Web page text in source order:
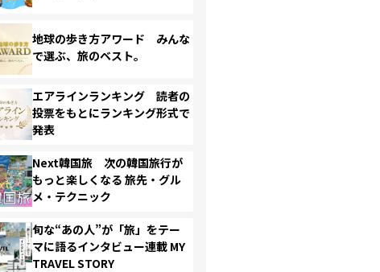
地球の歩き方アワード みんな
で選ぶ、旅のベスト。
エアラインランキング 読者の
投票をもとにランキング形式で
発表
Next韓国旅 次の韓国旅行が
もっと楽しくなる 旅先・グル
メ・テクニック
旬な“あの人”が「旅」をテー
マに語るインタビュー連載 MY
TRAVEL STORY